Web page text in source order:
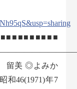
留美 ◎よみか
46(1971)年7